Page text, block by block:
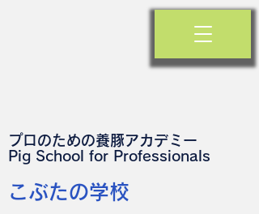
プロのための養豚アカデミー
​Pig School for Professionals
​こぶたの学校